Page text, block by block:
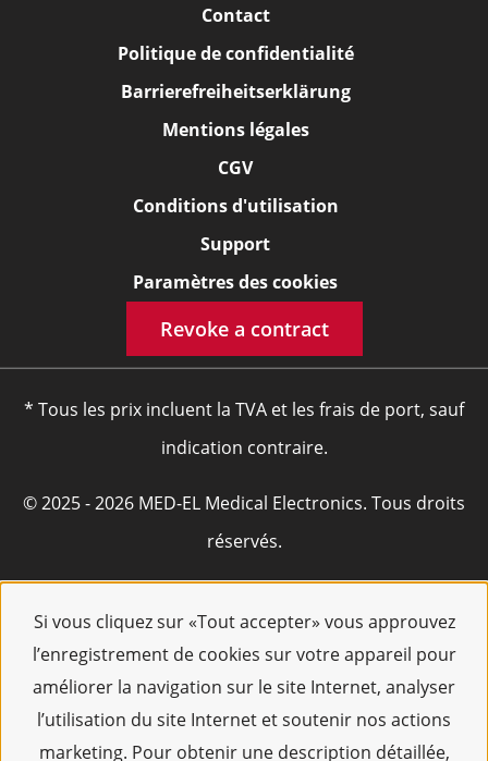
Si vous cliquez sur «Tout accepter» vous approuvez
l’enregistrement de cookies sur votre appareil pour
améliorer la navigation sur le site Internet, analyser
l’utilisation du site Internet et soutenir nos actions
marketing. Pour obtenir une description détaillée,
Contact
Politique de confidentialité
Barrierefreiheitserklärung
Mentions légales
CGV
Conditions d'utilisation
Support
Paramètres des cookies
Revoke a contract
* Tous les prix incluent la TVA et les frais de port, sauf
indication contraire.
© 2025 - 2026 MED-EL Medical Electronics. Tous droits
réservés.